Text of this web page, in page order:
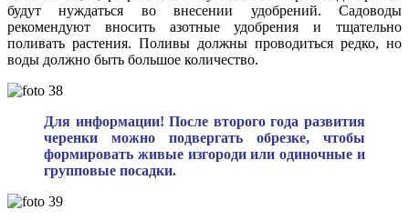
будут нуждаться во внесении удобрений. Садоводы
рекомендуют вносить азотные удобрения и тщательно
поливать растения. Поливы должны проводиться редко, но
воды должно быть большое количество.
Для информации! После второго года развития
черенки можно подвергать обрезке, чтобы
формировать живые изгороди или одиночные и
групповые посадки.